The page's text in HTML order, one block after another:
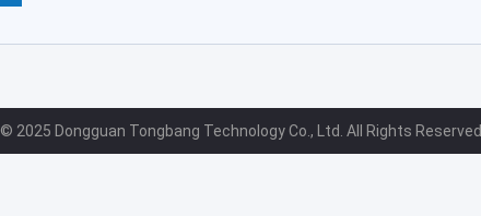
© 2025 Dongguan Tongbang Technology Co., Ltd. All Rights Reserved.